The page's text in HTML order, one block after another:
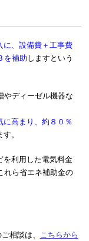
に、設備費＋工事費
を補助 しますという
やディーゼル機器な
に高まり、約８０％
。
を利用した電気料金
れら省エネ補助金の
相談は、 こちらから